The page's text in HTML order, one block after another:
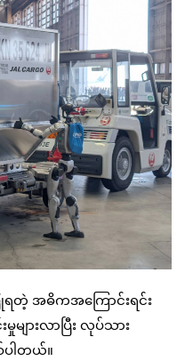
အဓိကအကြောင်းရင်း
များလာပြီး လုပ်သား
ပါတယ်။